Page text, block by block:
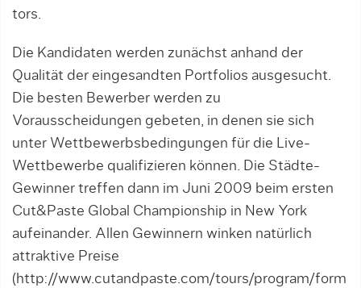
tors.
Die Kandidaten werden zunächst anhand der
Qualität der eingesandten Portfolios ausgesucht.
Die besten Bewerber werden zu
Vorausscheidungen gebeten, in denen sie sich
unter Wettbewerbsbedingungen für die Live-
Wettbewerbe qualifizieren können. Die Städte-
Gewinner treffen dann im Juni 2009 beim ersten
Cut&Paste Global Championship in New York
aufeinander. Allen Gewinnern winken natürlich
attraktive Preise
(http://www.cutandpaste.com/tours/program/form